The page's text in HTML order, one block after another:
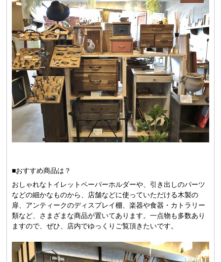
■おすすめ商品は？
おしゃれなトイレットペーパーホルダーや、引き出しのパーツ
などの細かなものから、店舗などに使っていただける木製の
扉、アンティークのディスプレイ棚、楽器や食器・カトラリー
類など、さまざまな商品が置いてあります。一点物も多数あり
ますので、ぜひ、店内でゆっくりご覧頂きたいです。